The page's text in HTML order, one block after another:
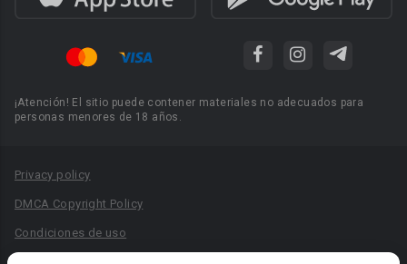
¡Atención! El sitio puede contener materiales no adecuados para
personas menores de 18 años.
Privacy policy
DMCA Copyright Policy
Condiciones de uso